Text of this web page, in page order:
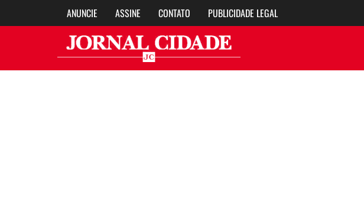
ANUNCIE ASSINE CONTATO PUBLICIDADE LEGAL